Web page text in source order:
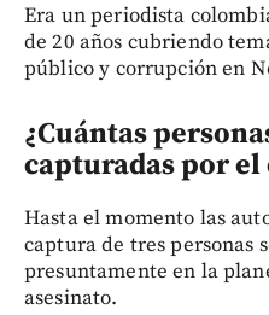
Era un periodista
de 20 años cubriendo
público y corrupción en
¿Cuántas
capturadas por el
Hasta el momento las
captura de tres personas
presuntamente en la
asesinato.